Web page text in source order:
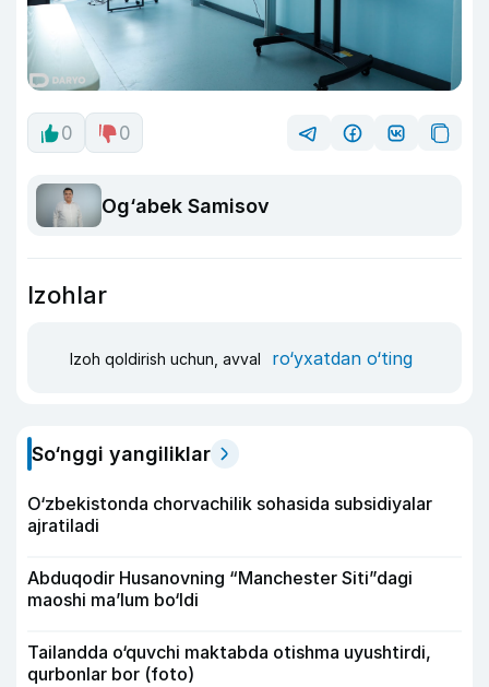
0 0
Og‘abek Samisov
Izohlar
Izoh qoldirish uchun, avval ro‘yxatdan o‘ting
So‘nggi yangiliklar
O‘zbekistonda chorvachilik sohasida subsidiyalar
ajratiladi
Abduqodir Husanovning “Manchester Siti”dagi
maoshi ma’lum bo‘ldi
Tailandda o‘quvchi maktabda otishma uyushtirdi,
qurbonlar bor (foto)